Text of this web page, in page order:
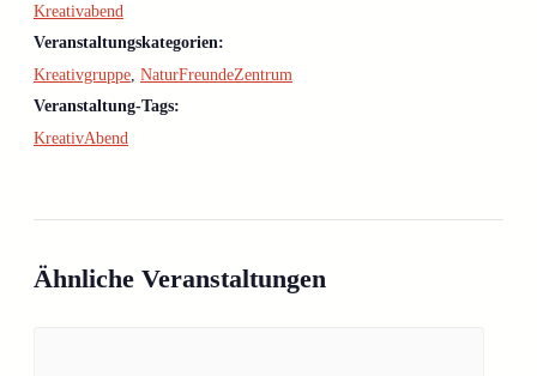
Kreativabend
Veranstaltungskategorien:
Kreativgruppe NaturFreundeZentrum
Veranstaltung-Tags:
KreativAbend
Ähnliche Veranstaltungen